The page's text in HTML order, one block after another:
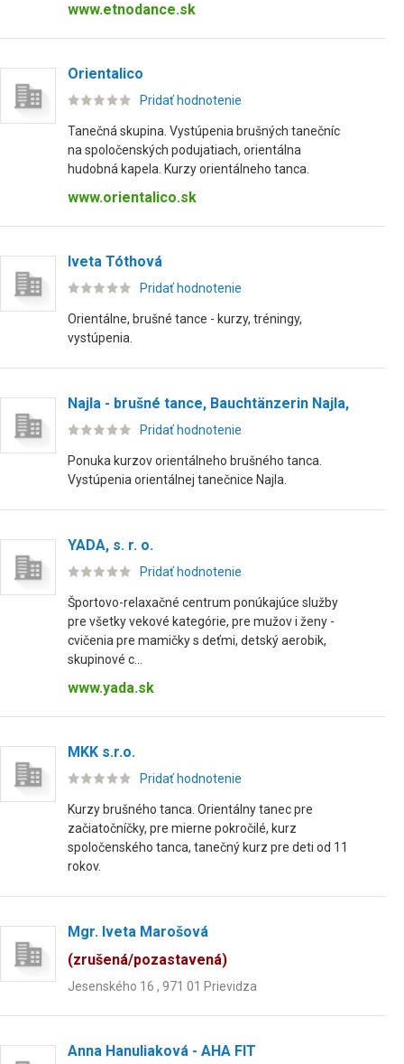
www.etnodance.sk
Orientalico
Pridať hodnotenie
Tanečná skupina. Vystúpenia brušných tanečníc
na spoločenských podujatiach, orientálna
hudobná kapela. Kurzy orientálneho tanca.
www.orientalico.sk
Iveta Tóthová
Pridať hodnotenie
Orientálne, brušné tance - kurzy, tréningy,
vystúpenia.
Najla - brušné tance, Bauchtänzerin Najla,
Pridať hodnotenie
Ponuka kurzov orientálneho brušného tanca.
Vystúpenia orientálnej tanečnice Najla.
YADA, s. r. o.
Pridať hodnotenie
Športovo-relaxačné centrum ponúkajúce služby
pre všetky vekové kategórie, pre mužov i ženy -
cvičenia pre mamičky s deťmi, detský aerobik,
skupinové c...
www.yada.sk
MKK s.r.o.
Pridať hodnotenie
Kurzy brušného tanca. Orientálny tanec pre
začiatočníčky, pre mierne pokročilé, kurz
spoločenského tanca, tanečný kurz pre deti od 11
rokov.
Mgr. Iveta Marošová
(zrušená/pozastavená)
Jesenského 16 , 971 01 Prievidza
Anna Hanuliaková - AHA FIT